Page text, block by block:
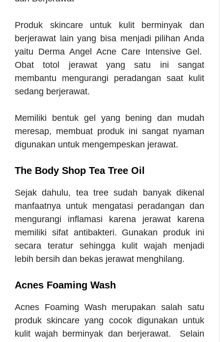
Produk skincare untuk kulit berminyak dan
berjerawat lain yang bisa menjadi pilihan Anda
yaitu Derma Angel Acne Care Intensive Gel.
Obat totol jerawat yang satu ini sangat
membantu mengurangi peradangan saat kulit
sedang berjerawat.
Memiliki bentuk gel yang bening dan mudah
meresap, membuat produk ini sangat nyaman
digunakan untuk mengempeskan jerawat.
The Body Shop Tea Tree Oil
Sejak dahulu, tea tree sudah banyak dikenal
manfaatnya untuk mengatasi peradangan dan
mengurangi inflamasi karena jerawat karena
memiliki sifat antibakteri. Gunakan produk ini
secara teratur sehingga kulit wajah menjadi
lebih bersih dan bekas jerawat menghilang.
Acnes Foaming Wash
Acnes Foaming Wash merupakan salah satu
produk skincare yang cocok digunakan untuk
kulit wajah berminyak dan berjerawat. Selain